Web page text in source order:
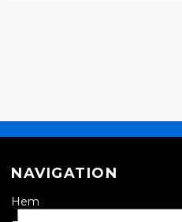
NAVIGATION
Hem